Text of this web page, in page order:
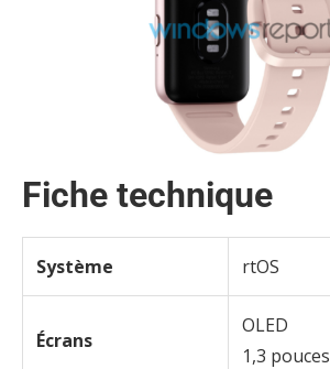
Fiche technique
Système rtOS
Écrans
OLED
1,3 pouces